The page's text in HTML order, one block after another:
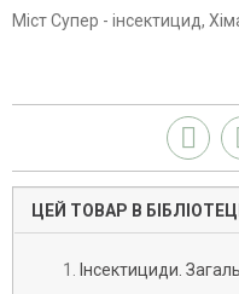
Міст Супер - інсектицид,
ЦЕЙ ТОВАР В
Інсектициди.